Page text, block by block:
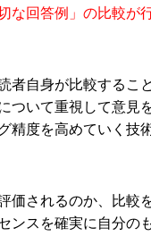
な回答例」の比較が
者自身が比較するこ
ついて重視して意見
精度を高めていく技
価されるのか、比較
ンスを確実に自分の